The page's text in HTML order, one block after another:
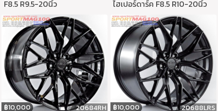
F8.5 R9.5-20นิ้ว
ไฮเปอร์ดาร์ค F8.5 R10-20นิ้ว
฿10,000 20684RH ฿10,000 20688LRS